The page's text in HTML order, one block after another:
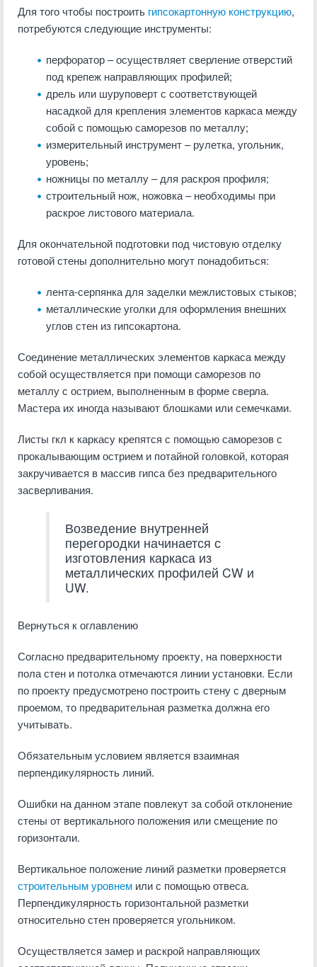
Для того чтобы построить гипсокартонную конструкцию,
потребуются следующие инструменты:
перфоратор – осуществляет сверление отверстий
под крепеж направляющих профилей;
дрель или шуруповерт с соответствующей
насадкой для крепления элементов каркаса между
собой с помощью саморезов по металлу;
измерительный инструмент – рулетка, угольник,
уровень;
ножницы по металлу – для раскроя профиля;
строительный нож, ножовка – необходимы при
раскрое листового материала.
Для окончательной подготовки под чистовую отделку
готовой стены дополнительно могут понадобиться:
лента-серпянка для заделки межлистовых стыков;
металлические уголки для оформления внешних
углов стен из гипсокартона.
Соединение металлических элементов каркаса между
собой осуществляется при помощи саморезов по
металлу с острием, выполненным в форме сверла.
Мастера их иногда называют блошками или семечками.
Листы гкл к каркасу крепятся с помощью саморезов с
прокалывающим острием и потайной головкой, которая
закручивается в массив гипса без предварительного
засверливания.
Возведение внутренней
перегородки начинается с
изготовления каркаса из
металлических профилей CW и
UW.
Вернуться к оглавлению
Согласно предварительному проекту, на поверхности
пола стен и потолка отмечаются линии установки. Если
по проекту предусмотрено построить стену с дверным
проемом, то предварительная разметка должна его
учитывать.
Обязательным условием является взаимная
перпендикулярность линий.
Ошибки на данном этапе повлекут за собой отклонение
стены от вертикального положения или смещение по
горизонтали.
Вертикальное положение линий разметки проверяется
строительным уровнем или с помощью отвеса.
Перпендикулярность горизонтальной разметки
относительно стен проверяется угольником.
Осуществляется замер и раскрой направляющих